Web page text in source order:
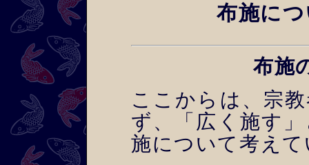
布施に
布施
ここからは、宗
ず、「広く施す
施について考え